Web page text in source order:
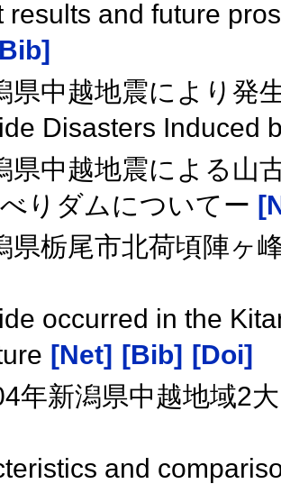
results and future
県中越地震により発
Disasters Induced
県中越地震による山
りダムについてー
県栃尾市北荷頃陣ヶ
occurred in the
[Net] [Bib] [Doi]
年新潟県中越地域2
and